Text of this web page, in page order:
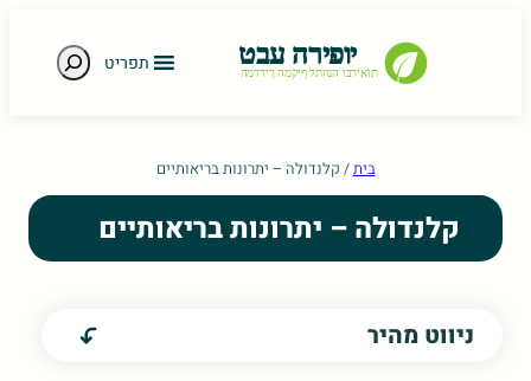
תפריט חיפוש
בית/ קלנדולה – יתרונות בריאותיים
קלנדולה – יתרונות בריאותיים
ניווט מהיר